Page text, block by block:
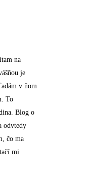
na
je
v ňom
To
Blog o
odvtedy
čo ma
mi